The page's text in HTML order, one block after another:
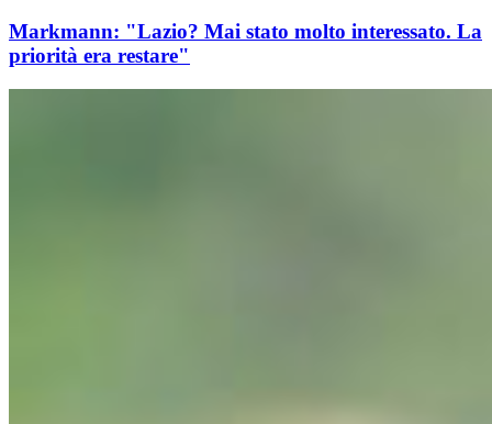
Markmann: "Lazio? Mai stato molto interessato. La
priorità era restare"